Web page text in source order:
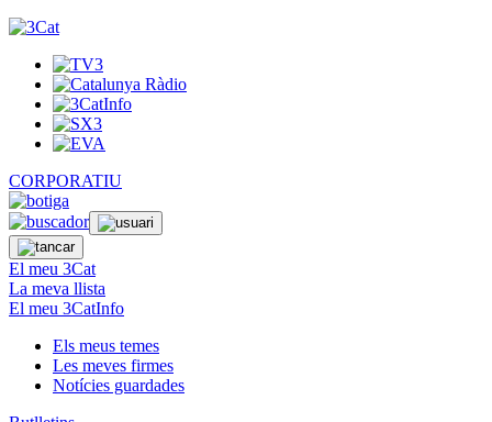
CORPORATIU
El meu 3Cat
La meva llista
El meu 3CatInfo
Els meus temes
Les meves firmes
Notícies guardades